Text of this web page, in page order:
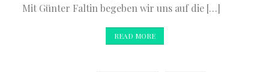
Mit Günter Faltin begeben wir uns auf die […]
READ MORE